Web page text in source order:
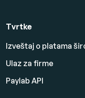
Tvrtke
Izveštaj o platama
Ulaz za firme
Paylab API